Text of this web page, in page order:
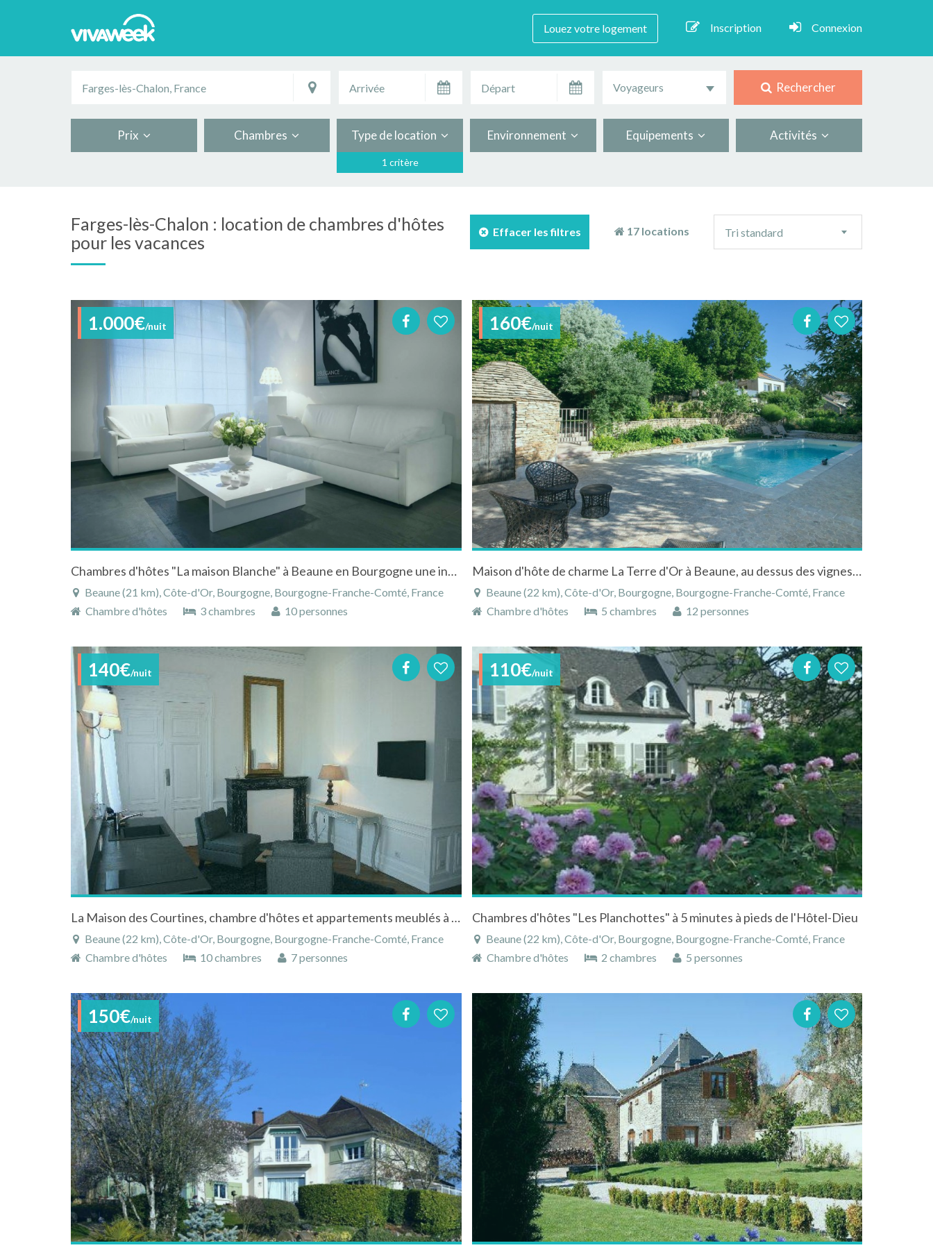
Louez votre logement Inscription Connexion
Voyageurs Rechercher
Prix Chambres Type de location
1 critère
Environnement Equipements Activités
Farges-lès-Chalon : location de chambres d'hôtes
pour les vacances
Effacer les filtres 17 locations
tri
Tri standard
1.000€/nuit
Chambres d'hôtes "La maison Blanche" à Beaune en Bourgogne une invitation au rêve et à la sérénité
Beaune (21 km), Côte-d'Or, Bourgogne, Bourgogne-Franche-Comté, France
Chambre d'hôtes
3 chambres 10 personnes
160€/nuit
Maison d'hôte de charme La Terre d'Or à Beaune, au dessus des vignes. Piscine, jacuzzi & jardins Bio.
Beaune (22 km), Côte-d'Or, Bourgogne, Bourgogne-Franche-Comté, France
Chambre d'hôtes
5 chambres 12 personnes
140€/nuit
La Maison des Courtines, chambre d'hôtes et appartements meublés à Beaune en Côte d'Or
Beaune (22 km), Côte-d'Or, Bourgogne, Bourgogne-Franche-Comté, France
Chambre d'hôtes
10 chambres 7 personnes
110€/nuit
Chambres d'hôtes "Les Planchottes" à 5 minutes à pieds de l'Hôtel-Dieu
Beaune (22 km), Côte-d'Or, Bourgogne, Bourgogne-Franche-Comté, France
Chambre d'hôtes
2 chambres 5 personnes
150€/nuit